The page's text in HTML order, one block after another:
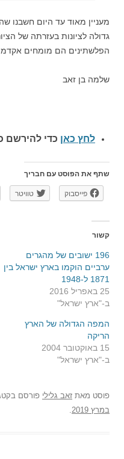
מעניין מאוד עד היום חשבנו
גדולה לציונות בעזרתה של
הפלשתינים הם מומחים
שלמה בן זאב
לחץ כאן כדי להירשם
שתף את הפוסט עם חבריך
פייסבוק טוויטר
קשור
196 ישובים של מהגרים
ערביים הוקמו בארץ ישראל בין
1871 ל-1948
25 באפריל 2016
ב-"ארץ ישראל"
המפה הגדולה של הארץ
הריקה
15 באוקטובר 2004
ב-"ארץ ישראל"
פוסט מאת זאב גלילי פורסם
במרץ 2019
.